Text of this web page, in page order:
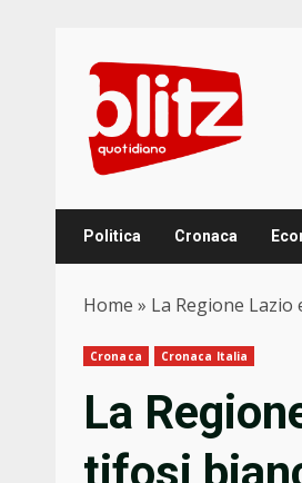
content
Politica Cronaca
Home » La Regione
Cronaca Cronaca Italia
La